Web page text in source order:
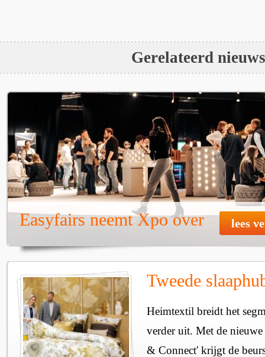
Gerelateerd nieuws
Easyfairs neemt Xpo over lees
Tweede
Heimtextil breidt het
verder uit. Met de
& Connect' krijgt de